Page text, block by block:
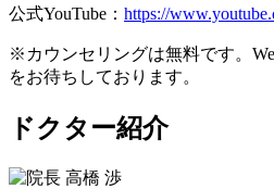
公式YouTube： https://
※カウンセリングは無料です。
をお待ちしております。
ドクター紹介